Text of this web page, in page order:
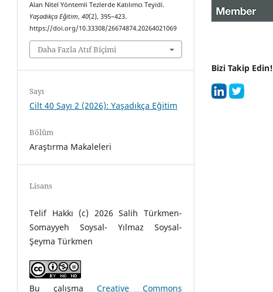
Alan Nitel Yöntemli Tezlerde Katılımcı Teyidi.
Yaşadıkça Eğitim,40(2), 395–423.
https://doi.org/10.33308/26674874.20264021069
Daha Fazla Atıf Biçimi
Sayı
Cilt 40 Sayı 2 (2026): Yaşadıkça Eğitim
Bölüm
Araştırma Makaleleri
Lisans
Telif Hakkı (c) 2026 Salih Türkmen-
Somayyeh Soysal- Yılmaz Soysal-
Şeyma Türkmen
Bu çalışma Creative Commons
Bizi Takip Edin!